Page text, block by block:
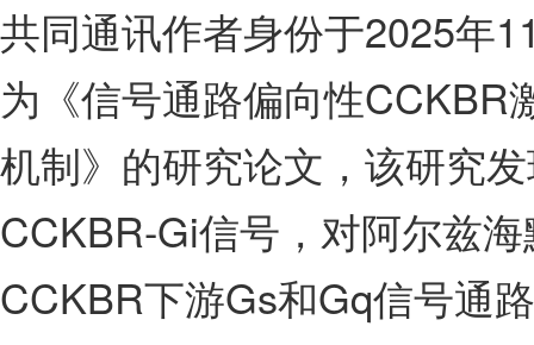
共同通讯作者身份于2025年
为《信号通路偏向性CCKBR
机制》的研究论文，该研究
CCKBR-Gi信号，对阿尔兹
CCKBR下游Gs和Gq信号通